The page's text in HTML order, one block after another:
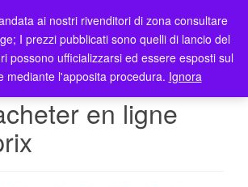
T
o
g
l
en ligne
ai nostri rivenditori di zona consultare
I prezzi pubblicati sono quelli di lancio del
possono ufficializzarsi ed essere esposti sul
mediante l'apposita procedura. Ignora